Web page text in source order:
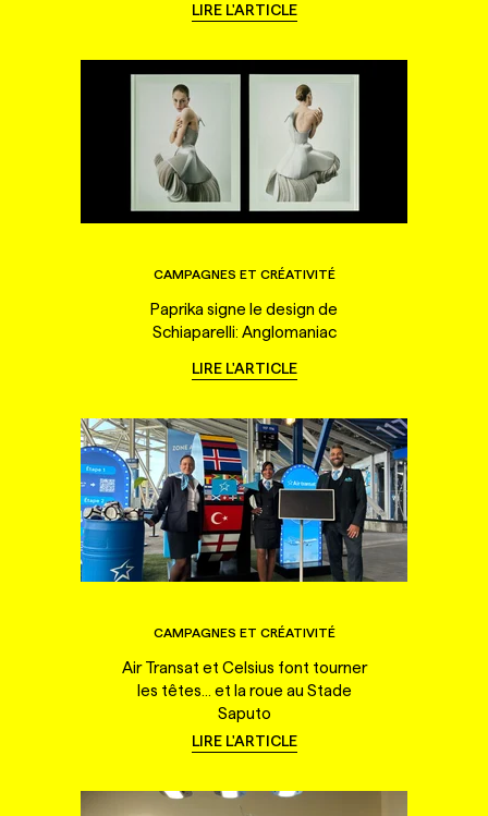
LIRE L'ARTICLE
CAMPAGNES ET CRÉATIVITÉ
Paprika signe le design de
Schiaparelli: Anglomaniac
LIRE L'ARTICLE
CAMPAGNES ET CRÉATIVITÉ
Air Transat et Celsius font tourner
les têtes... et la roue au Stade
Saputo
LIRE L'ARTICLE